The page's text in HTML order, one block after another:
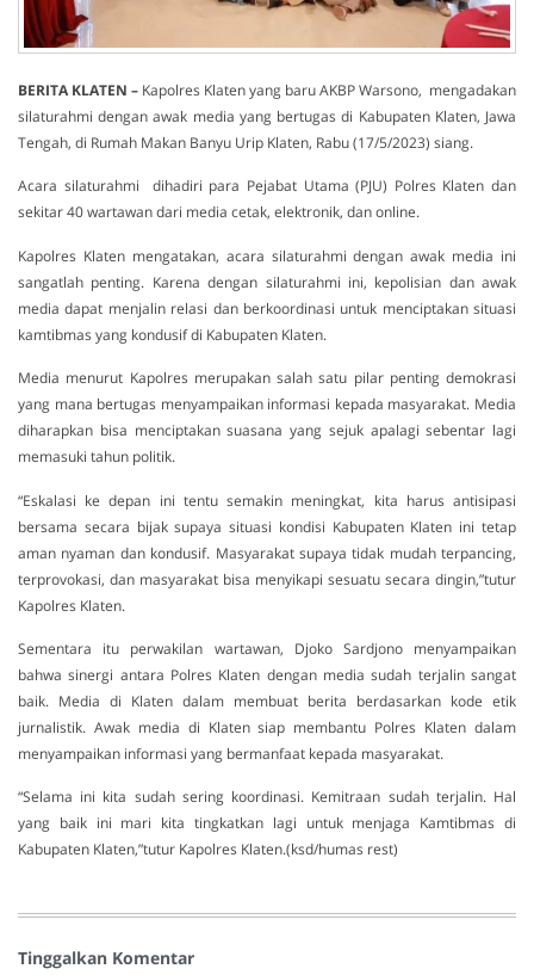
BERITA KLATEN – Kapolres Klaten yang baru AKBP Warsono, mengadakan
silaturahmi dengan awak media yang bertugas di Kabupaten Klaten, Jawa
Tengah, di Rumah Makan Banyu Urip Klaten, Rabu (17/5/2023) siang.
Acara silaturahmi dihadiri para Pejabat Utama (PJU) Polres Klaten dan
sekitar 40 wartawan dari media cetak, elektronik, dan online.
Kapolres Klaten mengatakan, acara silaturahmi dengan awak media ini
sangatlah penting. Karena dengan silaturahmi ini, kepolisian dan awak
media dapat menjalin relasi dan berkoordinasi untuk menciptakan situasi
kamtibmas yang kondusif di Kabupaten Klaten.
Media menurut Kapolres merupakan salah satu pilar penting demokrasi
yang mana bertugas menyampaikan informasi kepada masyarakat. Media
diharapkan bisa menciptakan suasana yang sejuk apalagi sebentar lagi
memasuki tahun politik.
“Eskalasi ke depan ini tentu semakin meningkat, kita harus antisipasi
bersama secara bijak supaya situasi kondisi Kabupaten Klaten ini tetap
aman nyaman dan kondusif. Masyarakat supaya tidak mudah terpancing,
terprovokasi, dan masyarakat bisa menyikapi sesuatu secara dingin,”tutur
Kapolres Klaten.
Sementara itu perwakilan wartawan, Djoko Sardjono menyampaikan
bahwa sinergi antara Polres Klaten dengan media sudah terjalin sangat
baik. Media di Klaten dalam membuat berita berdasarkan kode etik
jurnalistik. Awak media di Klaten siap membantu Polres Klaten dalam
menyampaikan informasi yang bermanfaat kepada masyarakat.
“Selama ini kita sudah sering koordinasi. Kemitraan sudah terjalin. Hal
yang baik ini mari kita tingkatkan lagi untuk menjaga Kamtibmas di
Kabupaten Klaten,”tutur Kapolres Klaten.(ksd/humas rest)
Tinggalkan Komentar